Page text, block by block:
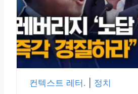
컨텍스트 레터. 정치